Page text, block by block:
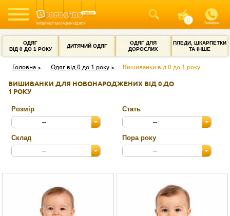
ІНТЕРНЕТ-МАГАЗИН ОДЯГУ Телефон
ОДЯГ
ВІД 0 ДО 1 РОКУ
ДИТЯЧИЙ ОДЯГ
ОДЯГ ДЛЯ
ДОРОСЛИХ
ПЛЕДИ, ШКАРПЕТКИ
ТА ІНШЕ
Головна Одяг від 0 до 1 року Вишиванки від 0 до 1 року
ВИШИВАНКИ ДЛЯ НОВОНАРОДЖЕНИХ ВІД 0 ДО
1 РОКУ
Розмір
--
Стать
--
Склад
--
Пора року
--